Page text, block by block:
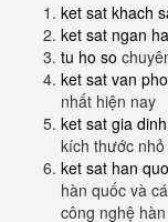
ket sat khach
ket sat ngan
tu ho so
ket sat van
nhất hiện nay
ket sat gia dinh
kích thước nhỏ
ket sat han
hàn quốc và
công nghệ